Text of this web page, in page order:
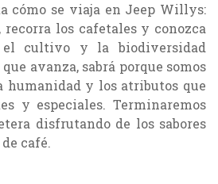
cómo se viaja en Jeep Willys:
los cafetales y conozca
el cultivo y la biodiversidad
avanza, sabrá porque somos
humanidad y los atributos que
y especiales. Terminaremos
disfrutando de los sabores
café.